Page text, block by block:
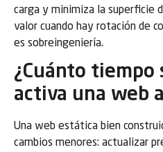
carga y minimiza la superficie
valor cuando hay rotación de
es sobreingeniería.
¿Cuánto tiempo
activa una web
Una web estática bien
cambios menores: actualizar